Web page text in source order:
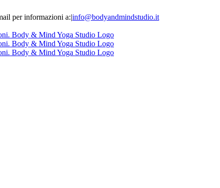
per informazioni a:|info@bodyandmindstudio.it